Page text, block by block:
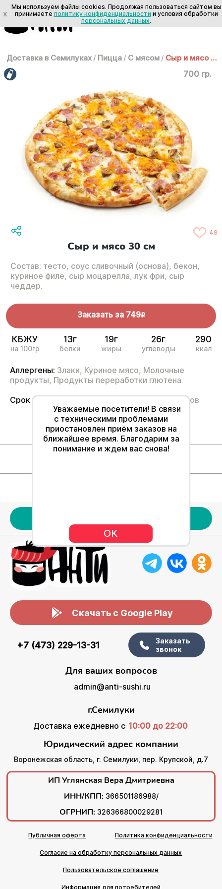
Доставка в Семилуках / Пицца / С мясом / Сыр и мясо 30 см
700 гр.
48
Сыр и мясо 30 см
Состав: тесто, соус сливочный (основа), бекон,
куриное филе, сыр моцарелла, лук фри, сыр
чеддер.
Заказать за 749R
КБЖУ
на 100гр
13г
белки
19г
жиры
26г
углеводы
290
ккал
Аллергены: Злаки, Куриное мясо, Молочные
продукты, Продукты переработки глютена
Срок годности
от 2°С до 6°С не более 12 часов
Для клиентов
Скачать с Google Play
+7 (473) 229-13-31
Заказать
звонок
Для ваших вопросов
admin@anti-sushi.ru
г.Семилуки
Доставка ежедневно с 10:00 до 22:00
Юридический адрес компании
Воронежская область, г. Семилуки, пер. Крупской, д.7
ИП Углянская Вера Дмитриевна
ИНН/КПП: 366501186988/
ОГРНИП: 326366800029281
Публичная оферта Политика конфиденциальности
Согласие на обработку персональных данных
Пользовательское соглашение
Информация для потребителей
Уважаемые посетители! В связи
с техническими проблемами
приостановлен приём заказов на
ближайшее время. Благодарим за
понимание и ждем вас снова!
ОК
X
Мы используем файлы cookies. Продолжая пользоваться сайтом вы
принимаете политику конфиденциальности и условия обработки
персональных данных.